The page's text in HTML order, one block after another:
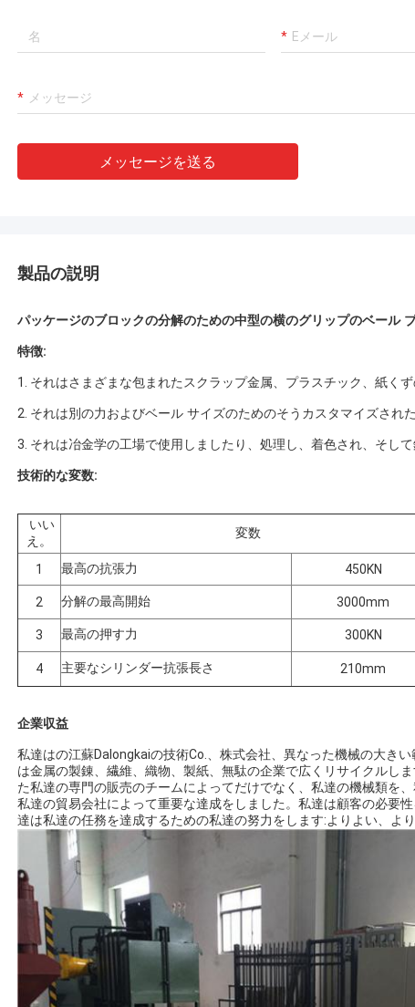
メッセージを送る
製品の説明
パッケージのブロックの分解のための中型の横のグリップのベール
特徴:
1. それはさまざまな包まれたスクラップ金属、プラスチック、紙く
2. それは別の力およびベール サイズのためのそうカスタマイズされ
3. それは冶金学の工場で使用しましたり、処理し、着色され、そし
技術的な変数:
いい
え。
変数
1 最高の抗張力 450KN
2 分解の最高開始 3000mm
3 最高の押す力 300KN
4 主要なシリンダー抗張長さ 210mm
企業収益
私達はの江蘇Dalongkaiの技術Co.、株式会社、異なった機械の大き
は金属の製錬、繊維、織物、製紙、無駄の企業で広くリサイクルし
た私達の専門の販売のチームによってだけでなく、私達の機械類を
私達の貿易会社によって重要な達成をしました。私達は顧客の必要
達は私達の任務を達成するための私達の努力をします:よりよい、よ